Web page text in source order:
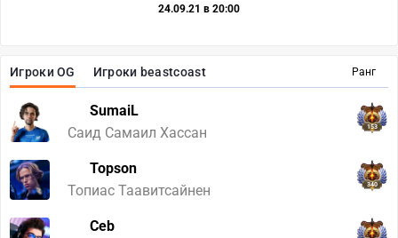
Ранг
Игроки OG Игроки beastcoast
SumaiL
Саид Самаил Хассан
153
Topson
Топиас Таавитсайнен
340
Ceb
24.09.21 в 20:00